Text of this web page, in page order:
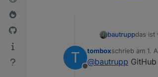
bautruppdas ist
T
Offline
tomboxschrieb am 1.
zuletzt editiert
@bautrupp